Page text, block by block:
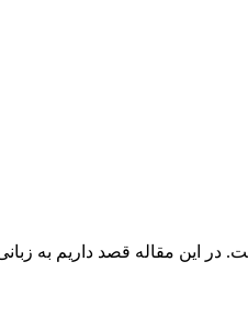
در این مقاله قصد داریم به